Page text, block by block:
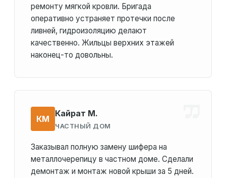
ремонту мягкой кровли. Бригада
оперативно устраняет протечки после
ливней, гидроизоляцию делают
качественно. Жильцы верхних этажей
наконец-то довольны.
КМ
Кайрат М.
ЧАСТНЫЙ ДОМ
Заказывал полную замену шифера на
металлочерепицу в частном доме. Сделали
демонтаж и монтаж новой крыши за 5 дней.